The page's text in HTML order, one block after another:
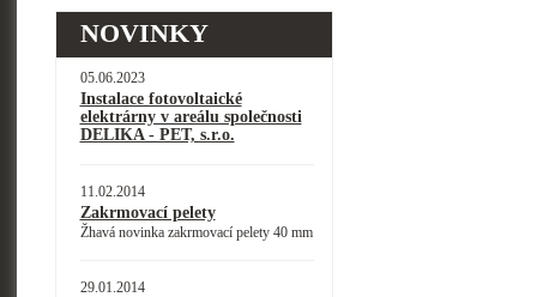
NOVINKY
05.06.2023
Instalace fotovoltaické
elektrárny v areálu společnosti
DELIKA - PET, s.r.o.
11.02.2014
Zakrmovací pelety
Žhavá novinka zakrmovací pelety 40 mm
29.01.2014